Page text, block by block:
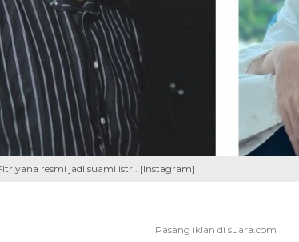
resmi jadi suami istri. [Instagram]